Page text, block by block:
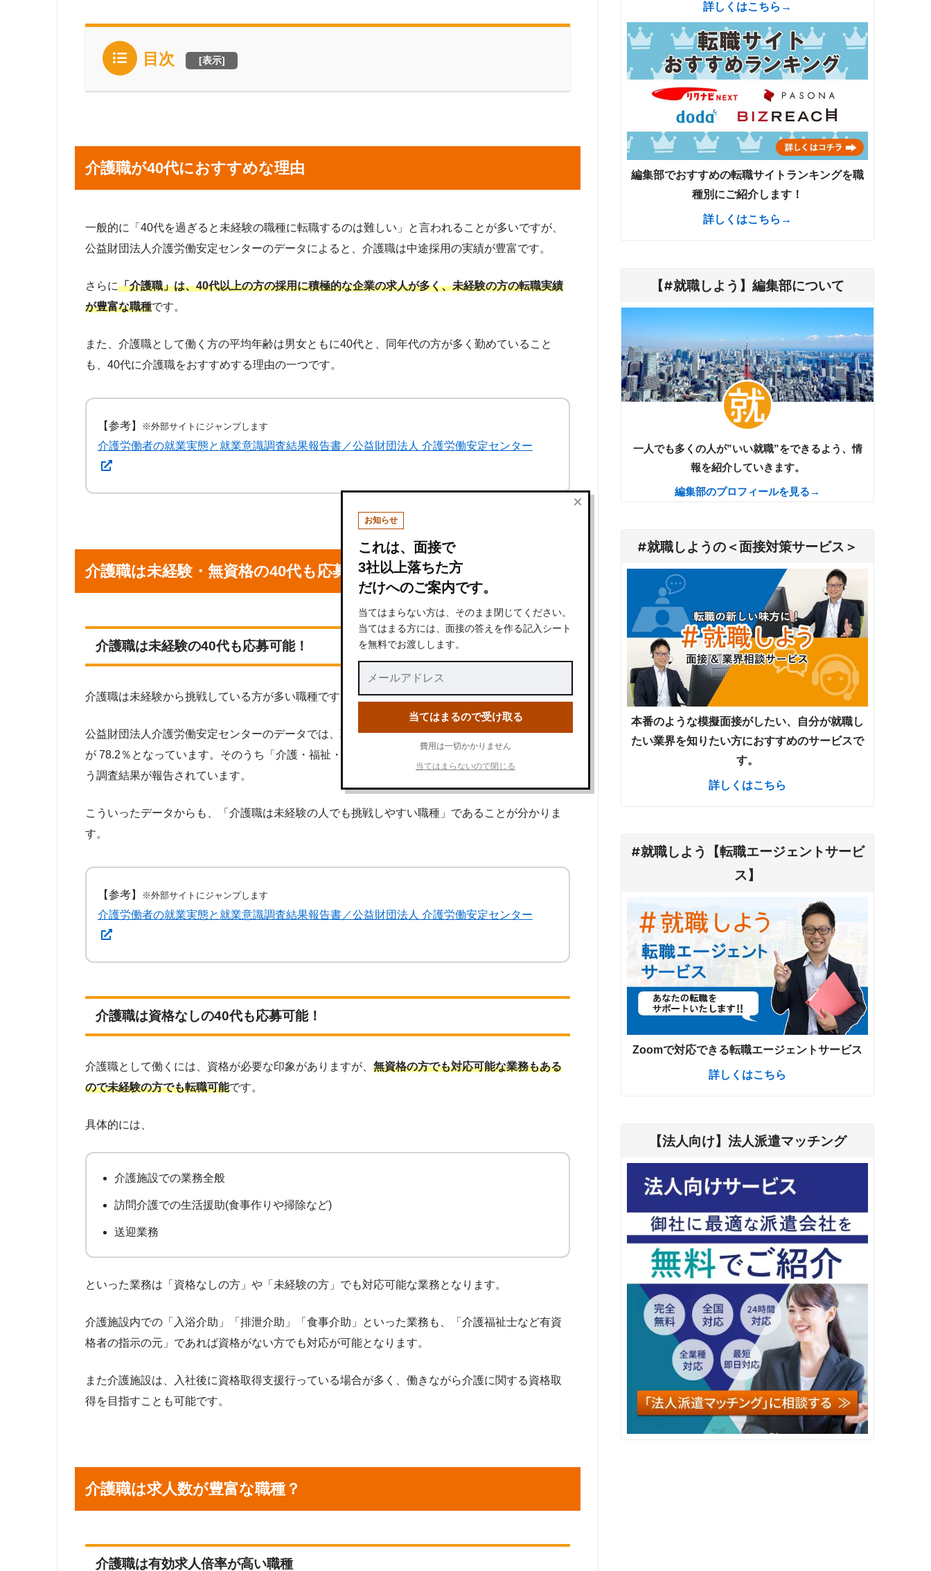
目次 [表示]
介護職が40代におすすめな理由
一般的に「40代を過ぎると未経験の職種に転職するのは難しい」と言われることが多いですが、
公益財団法人介護労働安定センターのデータによると、介護職は中途採用の実績が豊富です。
さらに「介護職」は、40代以上の方の採用に積極的な企業の求人が多く、未経験の方の転職実績
が豊富な職種です。
また、介護職として働く方の平均年齢は男女ともに40代と、同年代の方が多く勤めていること
も、40代に介護職をおすすめする理由の一つです。
【参考】 ※外部サイトにジャンプします
介護労働者の就業実態と就業意識調査結果報告書／公益財団法人 介護労働安定センター
介護職は未経験・無資格の40代も応募可能？
介護職は未経験の40代も応募可能！
介護職は未経験から挑戦している方が多い職種です。
公益財団法人介護労働安定センターのデータでは、現在介護職で働く方のうち「前職あり」の方
が 78.2％となっています。そのうち「介護・福祉・医療関係以外の仕事」だった方が63.4％とい
う調査結果が報告されています。
こういったデータからも、「介護職は未経験の人でも挑戦しやすい職種」であることが分かりま
す。
【参考】 ※外部サイトにジャンプします
介護労働者の就業実態と就業意識調査結果報告書／公益財団法人 介護労働安定センター
介護職は資格なしの40代も応募可能！
介護職として働くには、資格が必要な印象がありますが、 無資格の方でも対応可能な業務もある
ので未経験の方でも転職可能です。
具体的には、
介護施設での業務全般
訪問介護での生活援助(食事作りや掃除など)
送迎業務
といった業務は「資格なしの方」や「未経験の方」でも対応可能な業務となります。
介護施設内での「入浴介助」「排泄介助」「食事介助」といった業務も、「介護福祉士など有資
格者の指示の元」であれば資格がない方でも対応が可能となります。
また介護施設は、入社後に資格取得支援行っている場合が多く、働きながら介護に関する資格取
得を目指すことも可能です。
介護職は求人数が豊富な職種？
介護職は有効求人倍率が高い職種
詳しくはこちら→
編集部でおすすめの転職サイトランキングを職
種別にご紹介します！
詳しくはこちら→
【#就職しよう】編集部について
一人でも多くの人が”いい就職”をできるよう、情
報を紹介していきます。
編集部のプロフィールを見る→
#就職しようの＜面接対策サービス＞
本番のような模擬面接がしたい、自分が就職し
たい業界を知りたい方におすすめのサービスで
す。
詳しくはこちら
#就職しよう【転職エージェントサービ
ス】
Zoomで対応できる転職エージェントサービス
詳しくはこちら
【法人向け】法人派遣マッチング
×
お知らせ
これは、面接で
3社以上落ちた方
だけへのご案内です。
当てはまらない方は、そのまま閉じてください。
当てはまる方には、面接の答えを作る記入シート
を無料でお渡しします。
当てはまるので受け取る
費用は一切かかりません
当てはまらないので閉じる